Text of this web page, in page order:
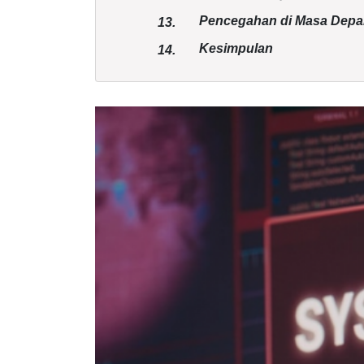
13.
Pencegahan di Masa
14. Kesimpulan